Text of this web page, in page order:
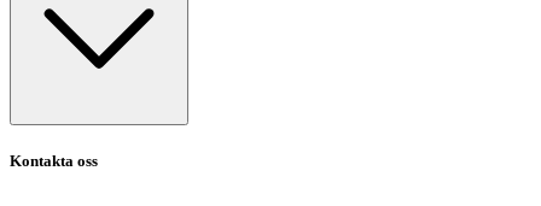
Kontakta oss